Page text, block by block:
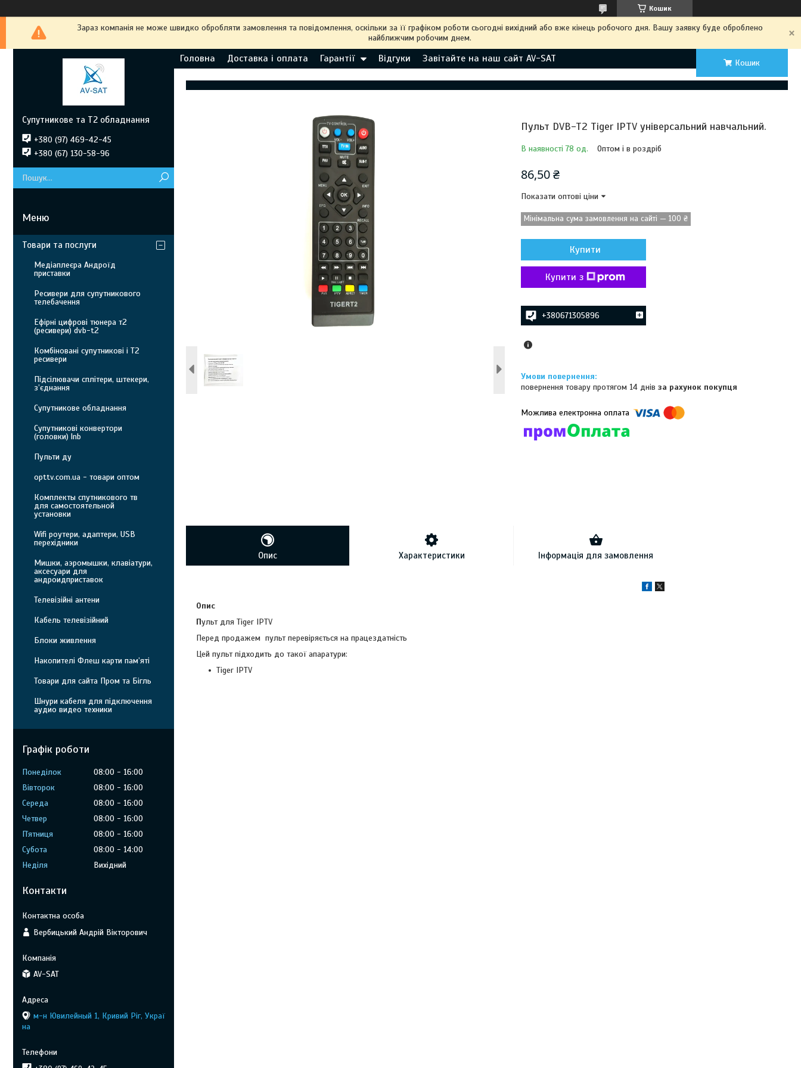
Кошик
Зараз компанія не може швидко обробляти замовлення та повідомлення, оскільки за її графіком роботи сьогодні вихідний або вже кінець робочого дня. Вашу заявку буде оброблено
найближчим робочим днем.
Головна Доставка і оплата Гарантії Відгуки Завітайте на наш сайт AV-SAT Кошик
Пульт DVB-T2 Tiger IPTV універсальний навчальний.
В наявності 78 од. Оптом і в роздріб
86,50 ₴
Показати оптові ціни
Мінімальна сума замовлення на сайті — 100 ₴
Купити
Купити з
+380671305896
повернення товару протягом 14 днівза рахунок покупця
Опис Характеристики Інформація для замовлення
Опис
Пульт для Tiger IPTV
Перед продажем пульт перевіряється на працездатність
Цей пульт підходить до такої апаратури:
Tiger IPTV
Супутникове та Т2 обладнання
+380 (97) 469-42-45
+380 (67) 130-58-96
Товари та послуги
Медіаплеєра Андроїд
приставки
Ресивери для супутникового
телебачення
Ефірні цифрові тюнера т2
(ресивери) dvb-t2
Комбіновані супутникові і Т2
ресивери
Підсілювачи сплітери, штекери,
з’єднання
Супутникове обладнання
Супутникові конвертори
(головки) lnb
Пульти ду
opttv.com.ua - товари оптом
Комплекты спутникового тв
для самостоятельной
установки
Wifi роутери, адаптери, USB
перехідники
Мишки, аэромышки, клавіатури,
аксесуари для
андроидприставок
Телевізійні антени
Кабель телевізійний
Блоки живлення
Накопителі Флеш карти пам’яті
Товари для сайта Пром та Бігль
Шнури кабеля для підключення
аудио видео техники
Графік роботи
Понеділок 08:00
16:00
Вівторок
08:00
16:00
Середа
08:00
16:00
Четвер
08:00
16:00
Пʼятниця
08:00
16:00
Субота
08:00
14:00
Неділя
Вихідний
Контакти
Вербицький Андрій Вікторович
AV-SAT
м-н Ювилейный 1, Кривий Ріг, Украї
на